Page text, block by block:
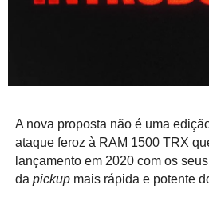
A nova proposta não é uma
ataque feroz à RAM 1500 TRX
lançamento em 2020 com os
da pickupmais rápida e potente